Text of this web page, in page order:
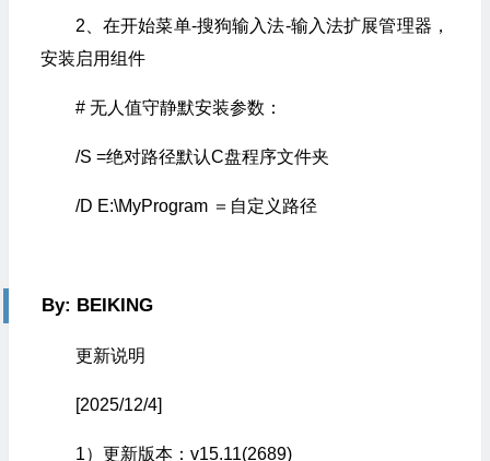
2、在开始菜单-搜狗输入法-输入法扩展管理器，
安装启用组件
# 无人值守静默安装参数：
/S =绝对路径默认C盘程序文件夹
/D E:\MyProgram ＝自定义路径
By: BEIKING
更新说明
[2025/12/4]
1）更新版本：v15.11(2689)